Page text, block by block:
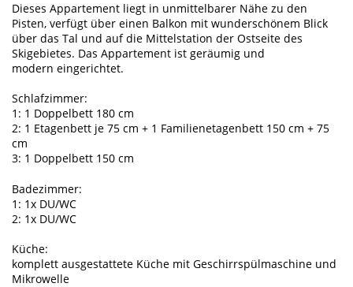
Dieses Appartement liegt in unmittelbarer Nähe zu den
Pisten, verfügt über einen Balkon mit wunderschönem Blick
über das Tal und auf die Mittelstation der Ostseite des
Skigebietes. Das Appartement ist geräumig und
modern eingerichtet.
Schlafzimmer:
1: 1 Doppelbett 180 cm
2: 1 Etagenbett je 75 cm + 1 Familienetagenbett 150 cm + 75
cm
3: 1 Doppelbett 150 cm
Badezimmer:
1: 1x DU/WC
2: 1x DU/WC
Küche:
komplett ausgestattete Küche mit Geschirrspülmaschine und
Mikrowelle